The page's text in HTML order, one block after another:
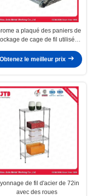
a plaqué des paniers de
de cage de fil utilisés
Obtenez le meilleur prix
de fil d'acier de 72in
avec des roues